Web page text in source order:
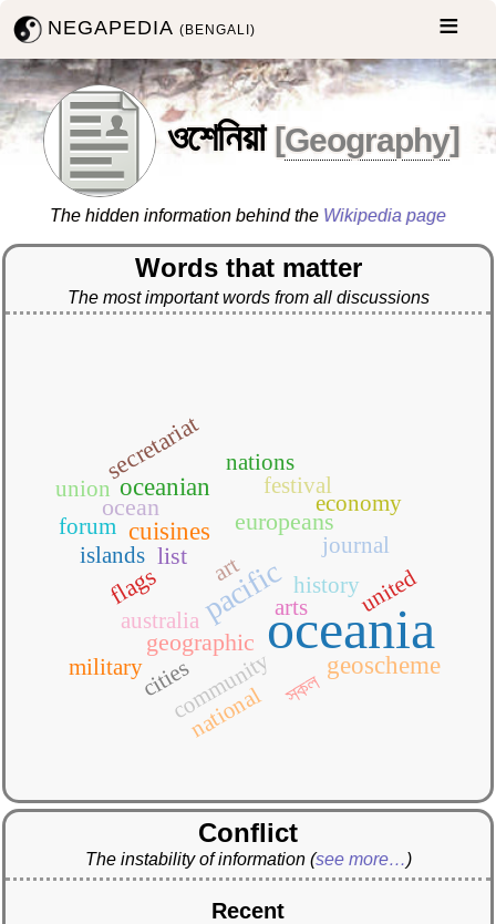
NEGAPEDIA(BENGALI)
ওশেনিয়া [Geography]
The hidden information behind the Wikipedia page
Words that matter
The most important words from all discussions
oceania
pacific
cuisines
geoscheme
oceanian
europeans
flags
geographic
list
ocean
secretariat
art
arts
australia
citiescommunity
economy
festival
forum
history
islands journal
military
national
nations
union
united
সকল
Conflict
The instability of information (see more…)
Recent